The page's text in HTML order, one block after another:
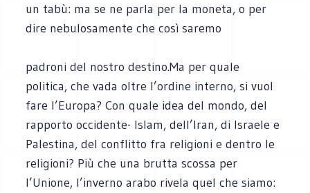
un tabù: ma se ne parla per la moneta, o per
dire nebulosamente che così saremo
padroni del nostro destino.Ma per quale
politica, che vada oltre l’ordine interno, si vuol
fare l’Europa? Con quale idea del mondo, del
rapporto occidente- Islam, dell’Iran, di Israele e
Palestina, del conflitto fra religioni e dentro le
religioni? Più che una brutta scossa per
l’Unione, l’inverno arabo rivela quel che siamo: